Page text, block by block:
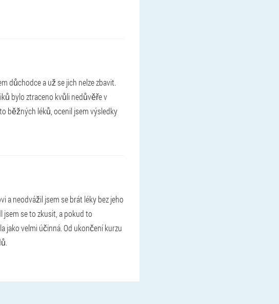
důchodce a už se jich nelze zbavit.
bylo ztraceno kvůli nedůvěře v
běžných léků, ocenil jsem výsledky
a neodvážil jsem se brát léky bez jeho
jsem se to zkusit, a pokud to
jako velmi účinná. Od ukončení kurzu